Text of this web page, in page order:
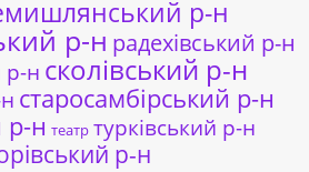
р-н
р-н радехівський р-н
р-н сколівський р-н
старосамбірський р-н
р-н театр турківський р-н
р-н